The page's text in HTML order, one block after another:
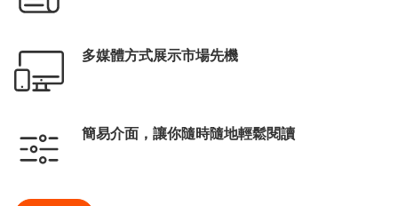
多媒體方式展示市場先機
簡易介面，讓你隨時隨地輕鬆閱讀